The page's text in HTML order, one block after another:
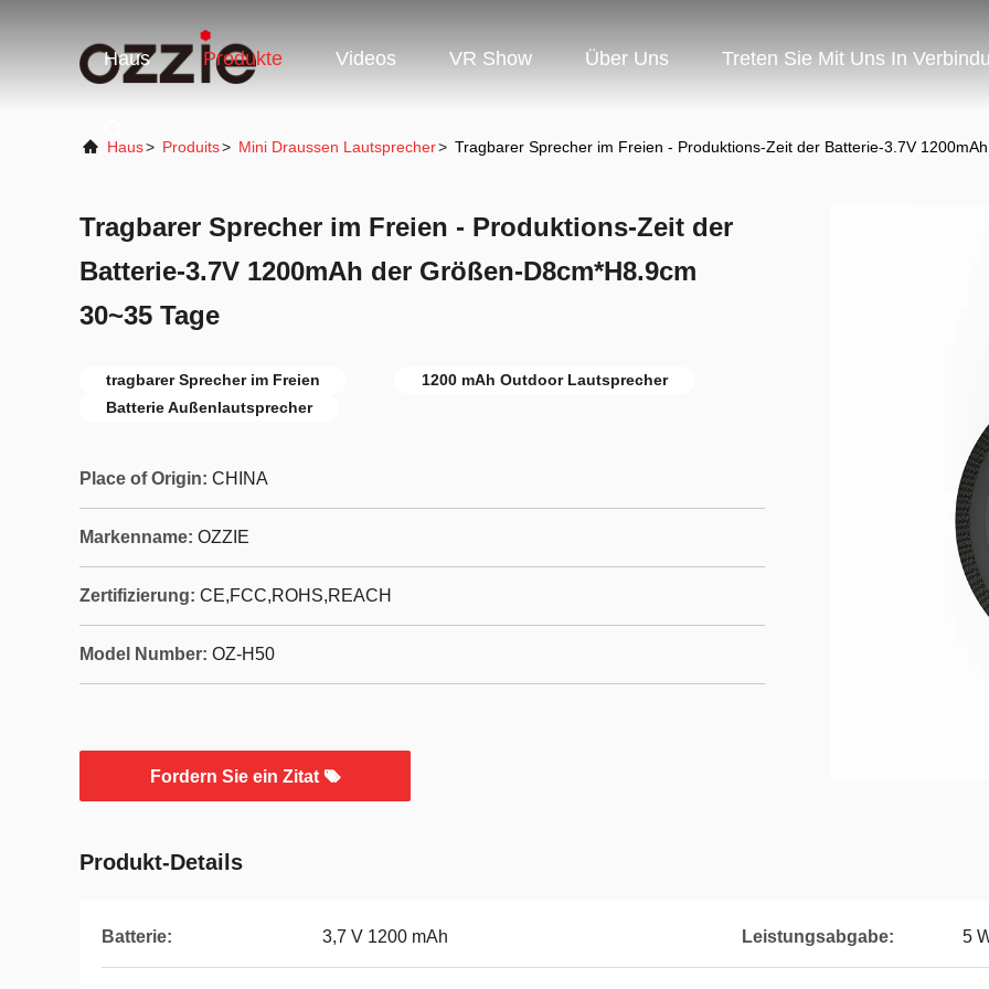
Haus Produkte Videos VR Show Über Uns Treten Sie Mit Uns In
Haus> Produits> Mini Draussen Lautsprecher> Tragbarer Sprecher im Freien - Produktions-Zeit der Batterie-3.7V
Tragbarer Sprecher im Freien - Produktions-Zeit der
Batterie-3.7V 1200mAh der Größen-D8cm*H8.9cm
30~35 Tage
tragbarer Sprecher im Freien
1200 mAh Outdoor Lautsprecher
Batterie Außenlautsprecher
Place of Origin: CHINA
Markenname: OZZIE
Zertifizierung: CE,FCC,ROHS,REACH
Model Number: OZ-H50
Fordern Sie ein Zitat
Produkt-Details
Batterie: 3,7 V 1200 mAh Leistungsabgabe: 5